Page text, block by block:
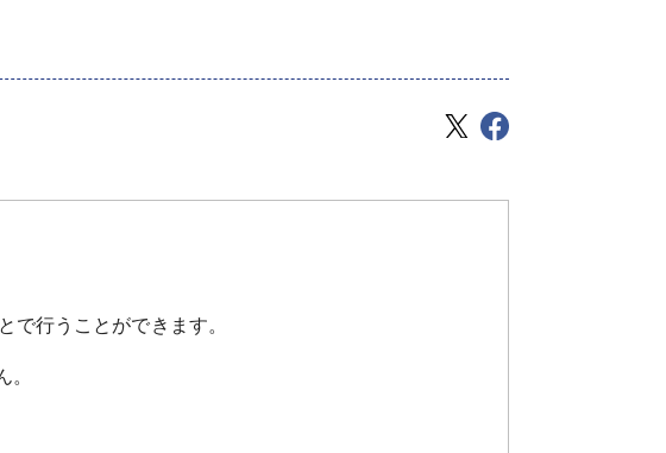
行うことができます。